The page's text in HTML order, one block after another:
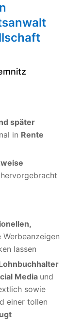
später
in Rente
lassen
Media und
sowie
einer tollen